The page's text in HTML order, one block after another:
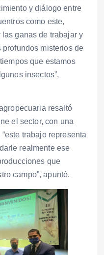
y diálogo entre
como este,
ganas de trabajar y
misterios de
que estamos
insectos”,
resaltó
el sector, con una
trabajo representa
realmente ese
que
campo”, apuntó.